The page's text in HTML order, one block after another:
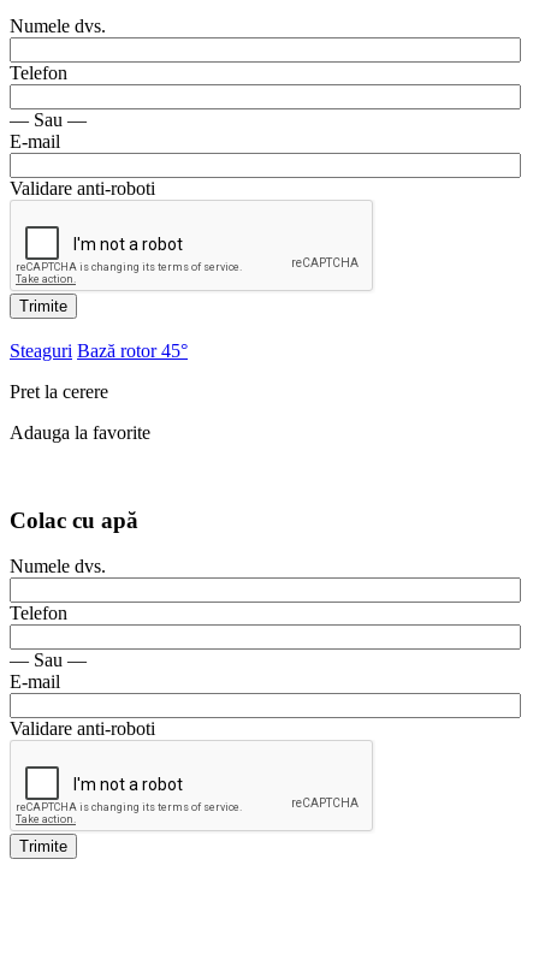
Numele dvs.
Telefon
— Sau —
E-mail
Validare anti-roboti
Trimite
Steaguri Bază rotor 45°
Pret la cerere
Adauga la favorite
Colac cu apă
Numele dvs.
Telefon
— Sau —
E-mail
Validare anti-roboti
Trimite